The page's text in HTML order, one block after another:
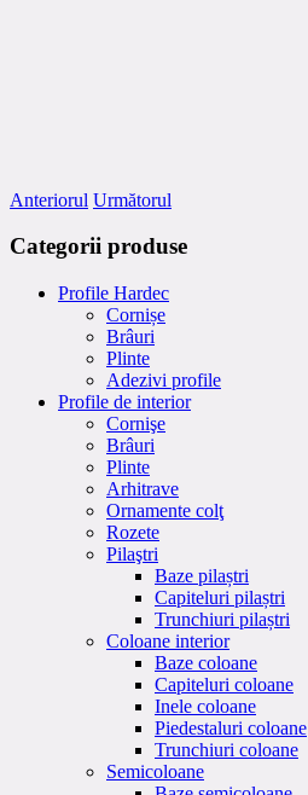
Anteriorul Următorul
Categorii produse
Profile Hardec
Cornișe
Brâuri
Plinte
Adezivi profile
Profile de interior
Cornişe
Brâuri
Plinte
Arhitrave
Ornamente colţ
Rozete
Pilaştri
Baze pilaștri
Capiteluri pilaștri
Trunchiuri pilaștri
Coloane interior
Baze coloane
Capiteluri coloane
Inele coloane
Piedestaluri coloane
Trunchiuri coloane
Semicoloane